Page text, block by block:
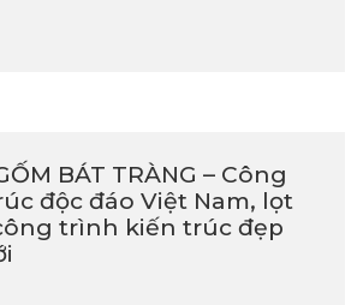
BÁT TRÀNG – Công
độc đáo Việt Nam, lọt
trình kiến trúc đẹp